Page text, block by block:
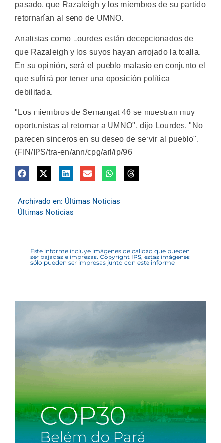
pasado, que Razaleigh y los miembros de su partido
retornarían al seno de UMNO.
Analistas como Lourdes están decepcionados de
que Razaleigh y los suyos hayan arrojado la toalla.
En su opinión, será el pueblo malasio en conjunto el
que sufrirá por tener una oposición política
debilitada.
"Los miembros de Semangat 46 se muestran muy
oportunistas al retornar a UMNO", dijo Lourdes. "No
parecen sinceros en su deseo de servir al pueblo".
(FIN/IPS/tra-en/ann/cpg/arl/ip/96
Archivado en: Últimas Noticias
Últimas Noticias
Este informe incluye imágenes de calidad que pueden
ser bajadas e impresas. Copyright IPS, estas imágenes
sólo pueden ser impresas junto con este informe